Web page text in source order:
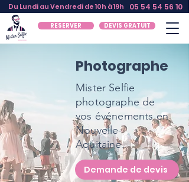
Du Lundi au Vendredi de 10h à 19h 05 54 54 56 10
DEVIS GRATUIT
RESERVER
Photographe
Mister Selfie
photographe de
vos événements en
Nouvelle-
Aquitaine.
Demande de devis